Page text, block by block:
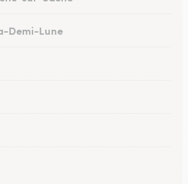
Demi-Lune